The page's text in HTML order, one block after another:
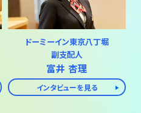
ドーミーイン東京八丁堀
副支配人
富井 杏理
インタビューを見る